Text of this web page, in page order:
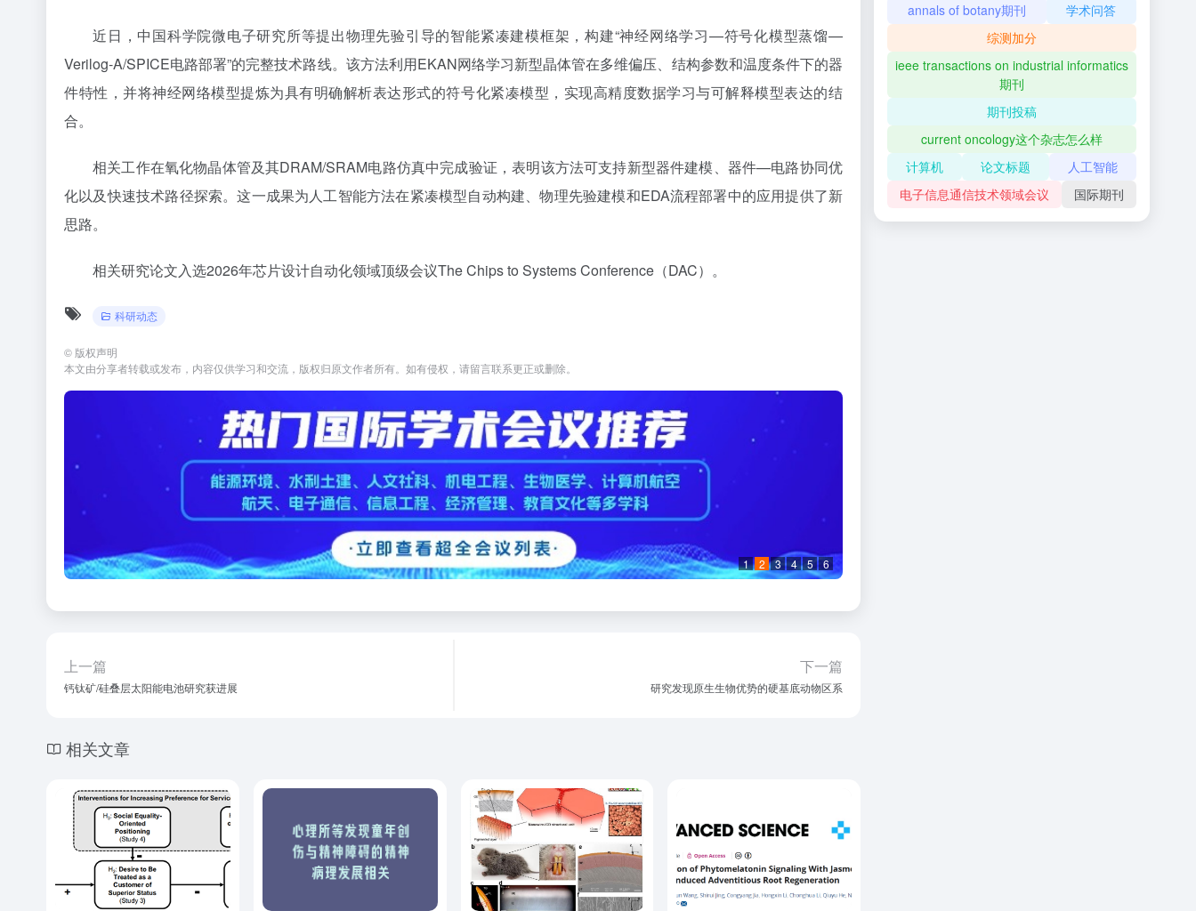
近日，中国科学院微电子研究所等提出物理先验引导的智能紧凑建模框架，构建“神经网络学习—符号化模型蒸馏—
Verilog-A/SPICE电路部署”的完整技术路线。该方法利用EKAN网络学习新型晶体管在多维偏压、结构参数和温度条件下的器
件特性，并将神经网络模型提炼为具有明确解析表达形式的符号化紧凑模型，实现高精度数据学习与可解释模型表达的结
合。
相关工作在氧化物晶体管及其DRAM/SRAM电路仿真中完成验证，表明该方法可支持新型器件建模、器件—电路协同优
化以及快速技术路径探索。这一成果为人工智能方法在紧凑模型自动构建、物理先验建模和EDA流程部署中的应用提供了新
思路。
相关研究论文入选2026年芯片设计自动化领域顶级会议The Chips to Systems Conference（DAC）。
科研动态
© 版权声明
本文由分享者转载或发布，内容仅供学习和交流，版权归原文作者所有。如有侵权，请留言联系更正或删除。
1 2 3 4 5 6
上一篇
钙钛矿/硅叠层太阳能电池研究获进展
下一篇
研究发现原生生物优势的硬基底动物区系
相关文章
annals of botany期刊
学术问答
综测加分
ieee transactions on industrial informatics
期刊
期刊投稿
current oncology这个杂志怎么样
计算机
论文标题
人工智能
电子信息通信技术领域会议
国际期刊